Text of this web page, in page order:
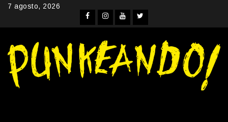
Skip7 agosto, 2026
Facebook
Instagram
YouTube
Twitter